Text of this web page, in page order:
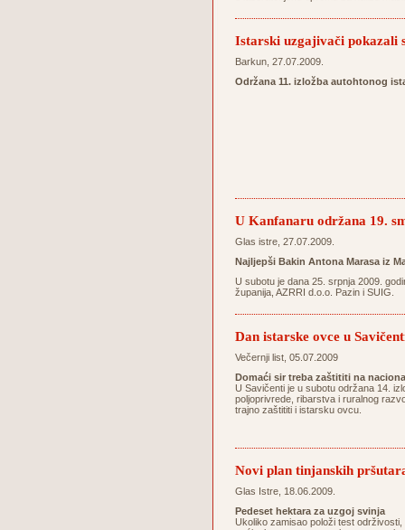
Istarski uzgajivači pokazali
Barkun, 27.07.2009.
Održana 11. izložba autohtonog
U Kanfanaru održana 19.
Glas istre, 27.07.2009.
Najljepši Bakin Antona Marasa iz
U subotu je dana 25. srpnja 2009.
županija, AZRRI d.o.o. Pazin i SUIG.
Dan istarske ovce u
Večernji list, 05.07.2009
Domaći sir treba zaštititi na
U Savičenti je u subotu održana 14.
poljoprivrede, ribarstva i ruralnog
trajno zaštititi i istarsku ovcu.
Novi plan tinjanskih
Glas Istre, 18.06.2009.
Pedeset hektara za uzgoj svinja
Ukoliko zamisao položi test